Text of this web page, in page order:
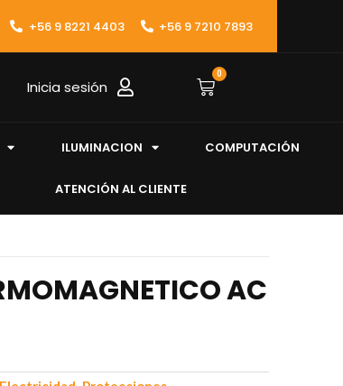
+56 9 8221 4403 +56 9 7210 7893
Inicia sesión
0
ILUMINACION COMPUTACIÓN
ATENCIÓN AL CLIENTE
AC